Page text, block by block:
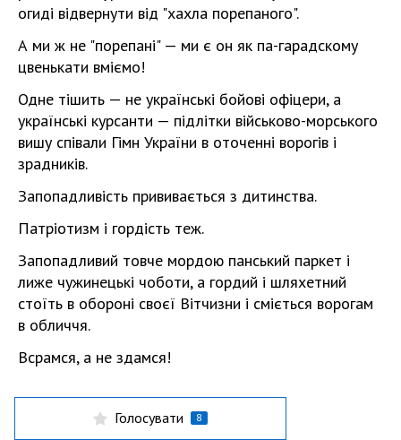
огиді відвернути від "хахла порепаного".
А ми ж не "порепані" — ми є он як па-гарадскому
цвенькати вміємо!
Одне тішить — не українські бойові офіцери, а
українські курсанти — підлітки військово-морського
вишу співали Гімн України в оточенні ворогів і
зрадників.
Запопадливість прививається з дитинства.
Патріотизм і гордість теж.
Запопадливий товче мордою панський паркет і
лиже чужинецькі чоботи, а гордий і шляхетний
стоїть в обороні своєї Вітчизни і сміється ворогам
в обличчя.
Всрамся, а не здамся!
Голосувати 8